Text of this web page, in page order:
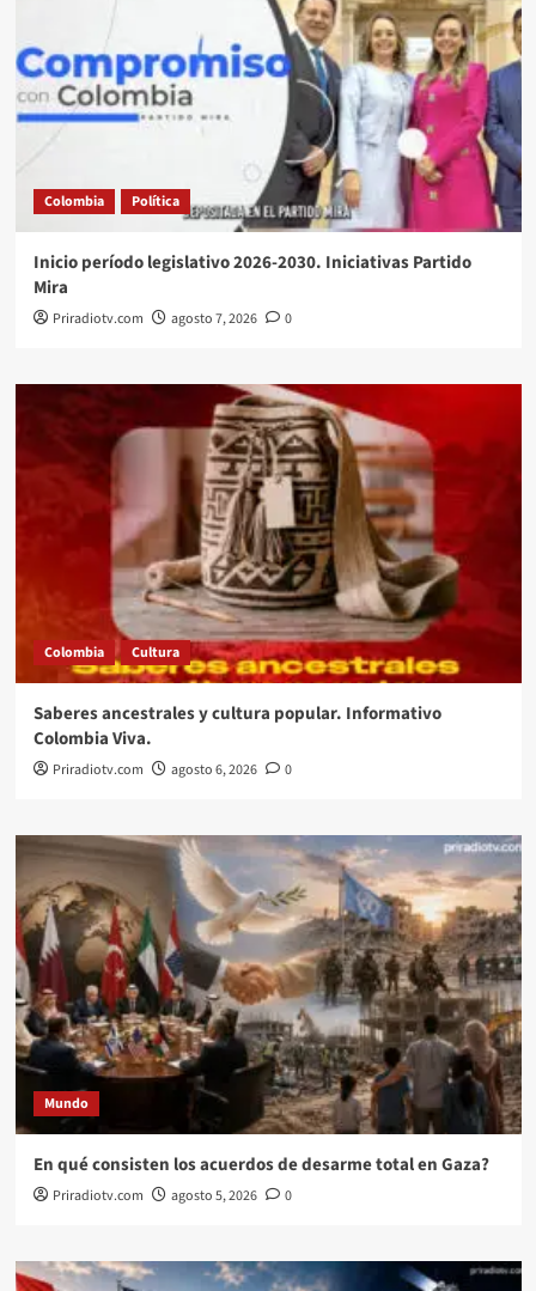
Colombia Política
Inicio período legislativo 2026-2030. Iniciativas Partido
Mira
Priradiotv.com agosto 7, 2026 0
Colombia Cultura
Saberes ancestrales y cultura popular. Informativo
Colombia Viva.
Priradiotv.com agosto 6, 2026 0
Mundo
En qué consisten los acuerdos de desarme total en Gaza?
Priradiotv.com agosto 5, 2026 0